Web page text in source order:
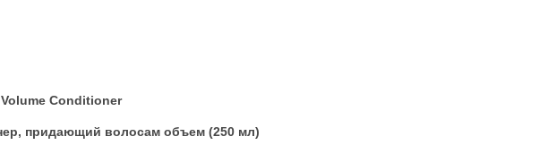
Conditioner
придающий волосам объем (250 мл)